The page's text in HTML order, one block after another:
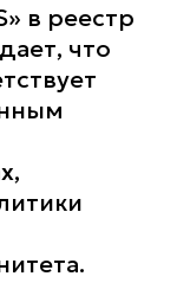
в реестр
что